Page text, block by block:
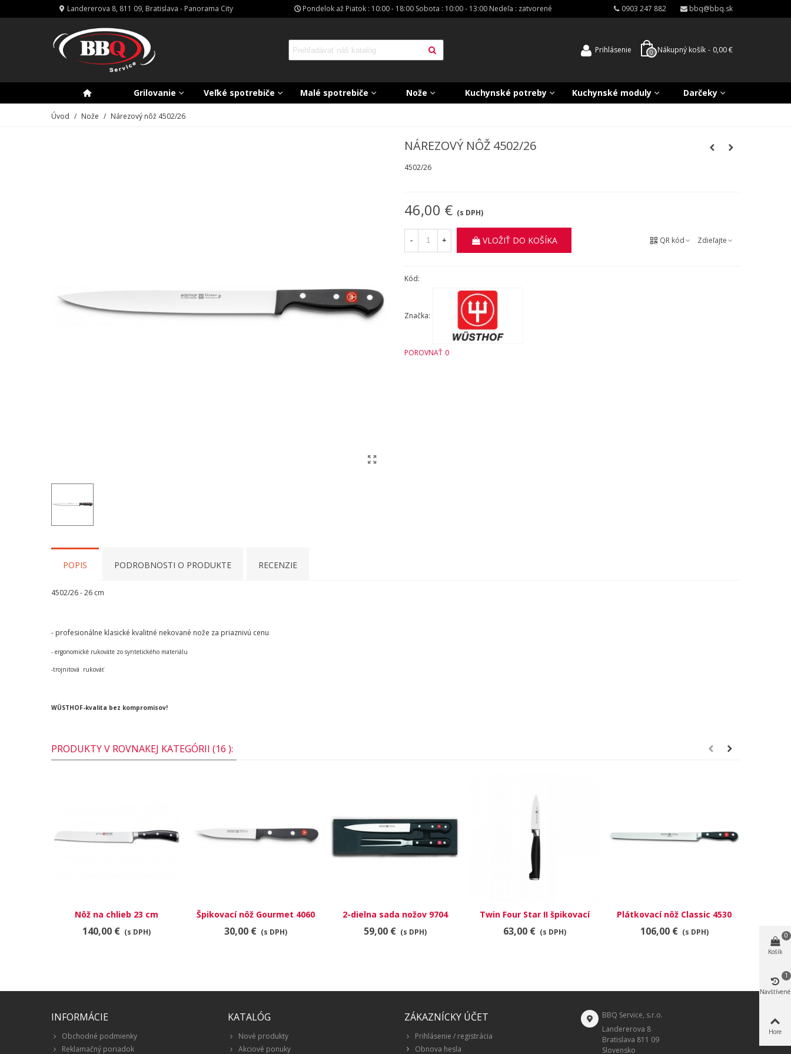
Landererova 8, 811 09, Bratislava - Panorama City Pondelok až Piatok : 10:00 - 18:00 Sobota : 10:00 - 13:00 Nedeľa : zatvorené 0903 247 882 bbq@bbq.sk
Prihlásenie 0 Nákupný košík - 0,00 €
Grilovanie Veľké spotrebiče Malé spotrebiče Nože Kuchynské potreby Kuchynské moduly Darčeky
Úvod / Nože / Nárezový nôž 4502/26
NÁREZOVÝ NÔŽ 4502/26
4502/26
46,00 € (s DPH)
- + VLOŽIŤ DO KOŠÍKA QR kód Zdieľajte
Kód:
Značka:
POROVNAŤ 0
POPIS PODROBNOSTI O PRODUKTE RECENZIE
4502/26 - 26 cm
- profesionálne klasické kvalitné nekované nože za priaznivú cenu
- ergonomické rukoväte zo syntetického materiálu
-trojnitová rukoväť
WÜSTHOF-kvalita bez kompromisov!
PRODUKTY V ROVNAKEJ KATEGÓRII (16 ):
Nôž na chlieb 23 cm
140,00 € (s DPH)
Špikovací nôž Gourmet 4060
30,00 € (s DPH)
2-dielna sada nožov 9704
59,00 € (s DPH)
Twin Four Star II špikovací
nôž 30070-081
63,00 € (s DPH)
Plátkovací nôž Classic 4530
106,00 € (s DPH)
INFORMÁCIE
Obchodné podmienky
Reklamačný poriadok
KATALÓG
Nové produkty
Akciové ponuky
ZÁKAZNÍCKY ÚČET
Prihlásenie / registrácia
Obnova hesla
BBQ Service, s.r.o.
Landererova 8
Bratislava 811 09
Slovensko
Košík
0
Navštívené
1
Hore